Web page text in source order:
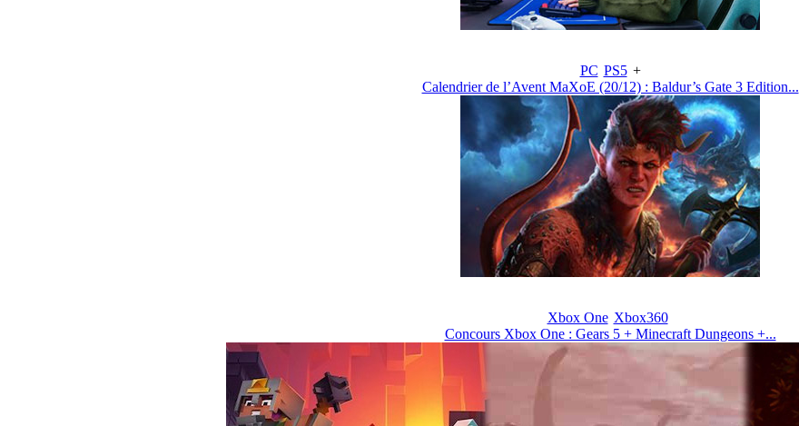
PC PS5 +
Calendrier de l’Avent MaXoE (20/12) : Baldur’s Gate 3 Edition...
Xbox One Xbox360
Concours Xbox One : Gears 5 + Minecraft Dungeons +...